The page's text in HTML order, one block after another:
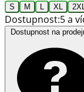
S M XL 2XL
Dostupnost:5 a